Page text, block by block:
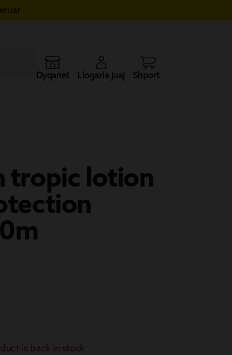
Dyqanet Llogaria juaj Shporta
tropic lotion
is back in stock